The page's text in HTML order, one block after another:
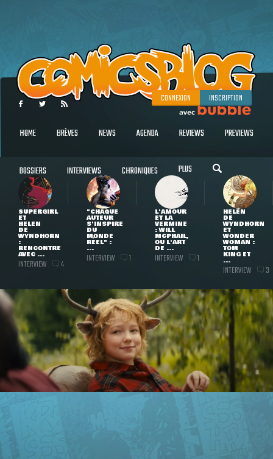
CONNEXION INSCRIPTION
HOME BRÈVES NEWS AGENDA REVIEWS PREVIEWS
DOSSIERS INTERVIEWS CHRONIQUES PLUS
SUPERGIRL
ET
HELEN
DE
WYNDHORN
:
RENCONTRE
AVEC ...
INTERVIEW 4
"CHAQUE
AUTEUR
S'INSPIRE
DU
MONDE
RÉEL" :
...
INTERVIEW 1
L'AMOUR
ET LA
VERMINE
: WILL
MCPHAIL,
OU L'ART
DE ...
INTERVIEW 1
HELEN
DE
WYNDHORN
ET
WONDER
WOMAN :
TOM
KING ET
...
INTERVIEW 3